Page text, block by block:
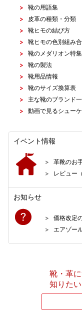
靴の用語集
皮革の種類・分類
靴ヒモの結び方
靴ヒモの色別組み
靴のメダリオン特集
靴の製法
靴用品情報
靴のサイズ換算表
主な靴のブランド
動画で見るシュー
イベント情報
革靴のお
レビュー
お知らせ
価格改定
エアゾー
靴・革
知りた